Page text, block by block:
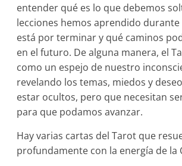
entender qué es lo que debemos
lecciones hemos aprendido durante
está por terminar y qué caminos
en el futuro. De alguna manera, el
como un espejo de nuestro
revelando los temas, miedos y
estar ocultos, pero que necesitan
para que podamos avanzar.
Hay varias cartas del Tarot que
profundamente con la energía de la